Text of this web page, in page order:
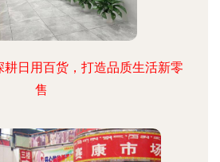
日用百货，打造品质生活新零
售